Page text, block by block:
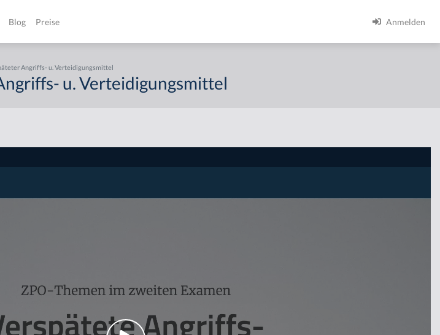
Blog Preise Anmelden
Angriffs- u. Verteidigungsmittel
u. Verteidigungsmittel